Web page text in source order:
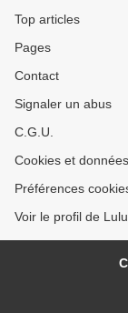
Top articles
Pages
Contact
Signaler un abus
C.G.U.
Cookies et
Préférences
Voir le profil de